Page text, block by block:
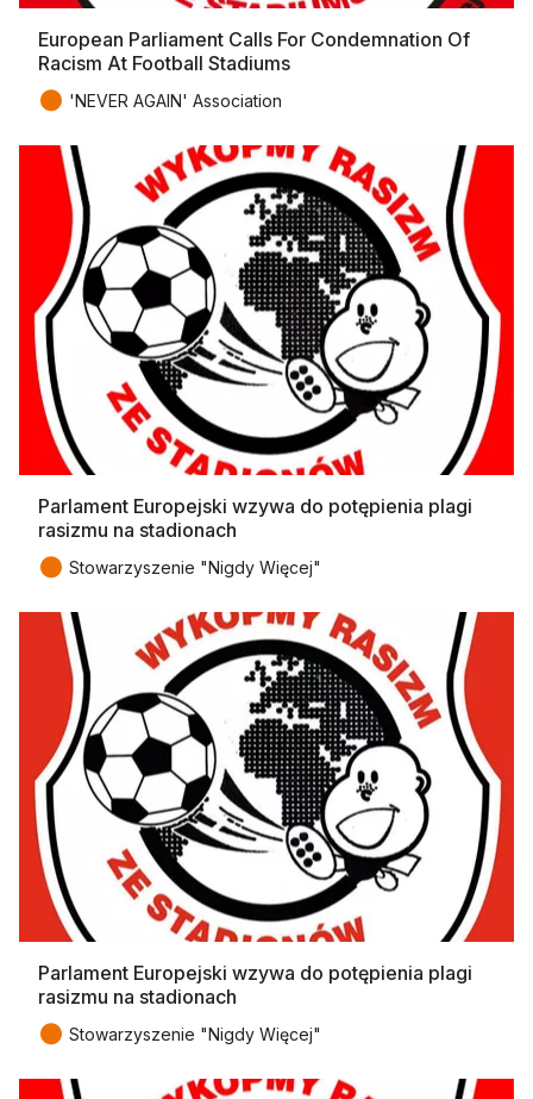
European Parliament Calls For Condemnation Of
Racism At Football Stadiums
● 'NEVER AGAIN' Association
Parlament Europejski wzywa do potępienia plagi
rasizmu na stadionach
● Stowarzyszenie "Nigdy Więcej"
Parlament Europejski wzywa do potępienia plagi
rasizmu na stadionach
● Stowarzyszenie "Nigdy Więcej"